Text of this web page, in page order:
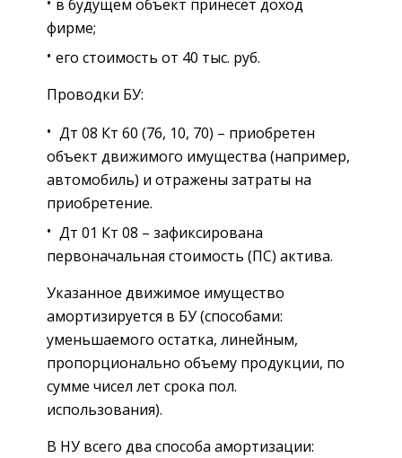
в будущем объект принесет доход
фирме;
его стоимость от 40 тыс. руб.
Проводки БУ:
Дт 08 Кт 60 (76, 10, 70) – приобретен
объект движимого имущества (например,
автомобиль) и отражены затраты на
приобретение.
Дт 01 Кт 08 – зафиксирована
первоначальная стоимость (ПС) актива.
Указанное движимое имущество
амортизируется в БУ (способами:
уменьшаемого остатка, линейным,
пропорционально объему продукции, по
сумме чисел лет срока пол.
использования).
В НУ всего два способа амортизации: